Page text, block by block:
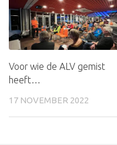
Voor wie de ALV gemist
heeft…
17 NOVEMBER 2022